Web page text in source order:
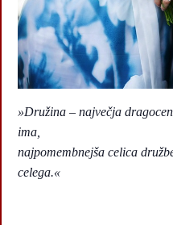
»Družina – največja
ima,
najpomembnejša celica
celega.«